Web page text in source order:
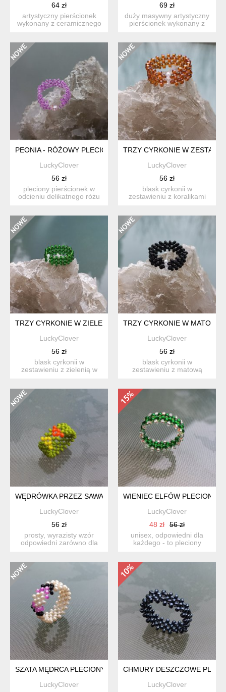
64 zł
artystyczny pierścionek
wykonany z ceramicznego
69 zł
duży masywny artystyczny
pierścionek wykonany z
PEONIA - RÓŻOWY PLECIONY PIERŚCIONEK Z KORALIKÓW
LuckyClover
56 zł
pleciony pierścionek w
odcieniu delikatnego różu
TRZY CYRKONIE W
LuckyClover
56 zł
blask cyrkonii w
zestawieniu z koralikami
TRZY CYRKONIE W ZIELENIACH PLECIONY PIERŚCIONEK Z
LuckyClover
56 zł
blask cyrkonii w
zestawieniu z zielenią w
TRZY CYRKONIE W
LuckyClover
56 zł
blask cyrkonii w
zestawieniu z matową
WĘDRÓWKA PRZEZ SAWANNĘ PLECIONY PIERŚCIONEK Z
LuckyClover
56 zł
prosty, wyrazisty wzór
odpowiedni zarówno dla
WIENIEC ELFÓW PLECIONY
LuckyClover
48 zł
56 zł
unisex, odpowiedni dla
każdego - to pleciony
SZATA MĘDRCA PLECIONY PIERŚCIONEK ZE SZKLANYCH
LuckyClover
CHMURY DESZCZOWE
LuckyClover